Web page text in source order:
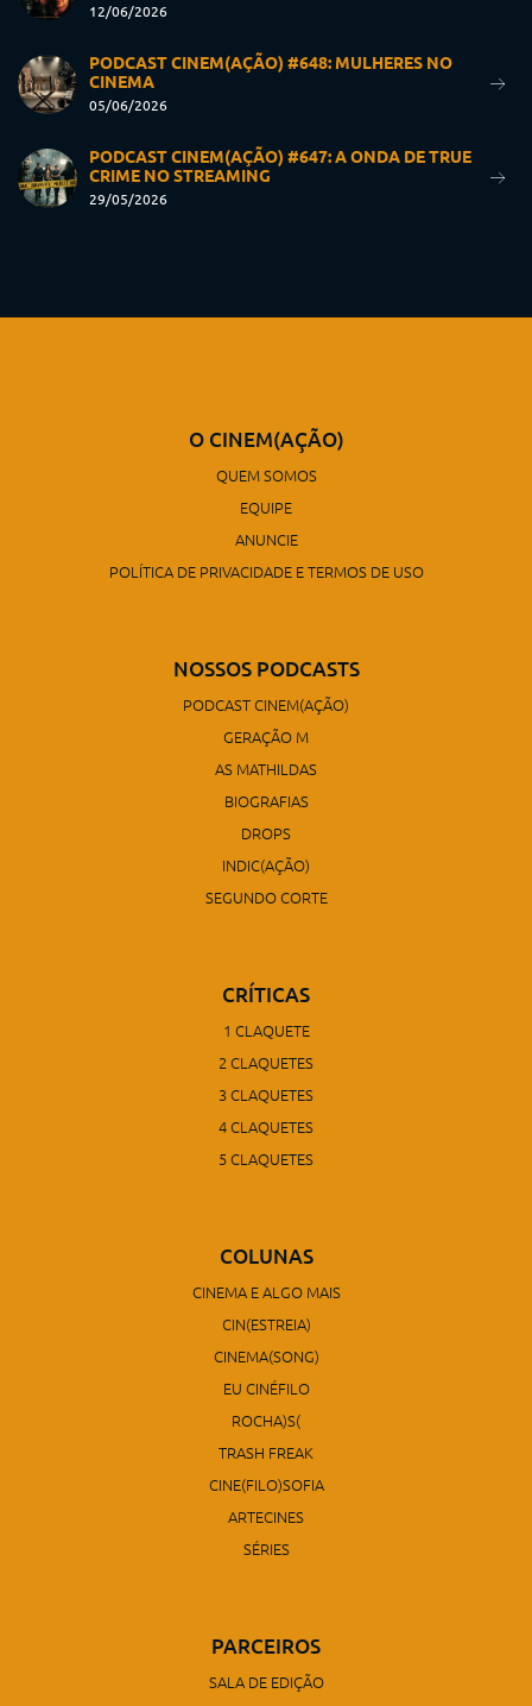
12/06/2026
PODCAST CINEM(AÇÃO) #648: MULHERES NO
CINEMA
05/06/2026
PODCAST CINEM(AÇÃO) #647: A ONDA DE TRUE
CRIME NO STREAMING
29/05/2026
O CINEM(AÇÃO)
QUEM SOMOS
EQUIPE
ANUNCIE
POLÍTICA DE PRIVACIDADE E TERMOS DE USO
NOSSOS PODCASTS
PODCAST CINEM(AÇÃO)
GERAÇÃO M
AS MATHILDAS
BIOGRAFIAS
DROPS
INDIC(AÇÃO)
SEGUNDO CORTE
CRÍTICAS
1 CLAQUETE
2 CLAQUETES
3 CLAQUETES
4 CLAQUETES
5 CLAQUETES
COLUNAS
CINEMA E ALGO MAIS
CIN(ESTREIA)
CINEMA(SONG)
EU CINÉFILO
ROCHA)S(
TRASH FREAK
CINE(FILO)SOFIA
ARTECINES
SÉRIES
PARCEIROS
SALA DE EDIÇÃO